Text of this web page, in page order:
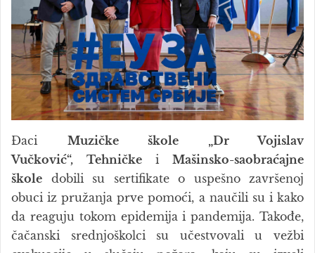
Đaci Muzičke škole „Dr Vojislav
Vučković“,
Tehničke i Mašinsko-saobraćajne
škole dobili su sertifikate o uspešno završenoj
obuci iz pružanja prve pomoći, a naučili su i kako
da reaguju tokom epidemija i pandemija. Takođe,
čačanski srednjoškolci su učestvovali u vežbi